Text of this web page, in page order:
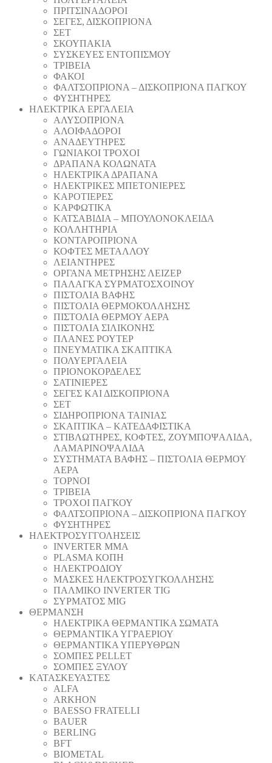
ΠΡΙΤΣΙΝΑΔΟΡΟΙ
ΣΕΓΕΣ, ΔΙΣΚΟΠΡΙΟΝΑ
ΣΕΤ
ΣΚΟΥΠΑΚΙΑ
ΣΥΣΚΕΥΕΣ ΕΝΤΟΠΙΣΜΟΥ
ΤΡΙΒΕΙΑ
ΦΑΚΟΙ
ΦΑΛΤΣΟΠΡΙΟΝΑ – ΔΙΣΚΟΠΡΙΟΝΑ ΠΑΓΚΟΥ
ΦΥΣΗΤΗΡΕΣ
ΗΛΕΚΤΡΙΚΑ ΕΡΓΑΛΕΙΑ
AΛΥΣΟΠΡΙΟΝΑ
ΑΛΟΙΦΑΔOΡΟI
ΑΝΑΔΕΥΤΗΡΕΣ
ΓΩΝΙΑΚΟΙ ΤΡΟΧΟΙ
ΔΡΑΠΑΝΑ ΚΟΛΩΝΑΤΑ
ΗΛΕΚΤΡΙΚΑ ΔΡΑΠΑΝΑ
ΗΛΕΚΤΡΙΚΕΣ ΜΠΕΤΟΝΙΕΡΕΣ
ΚΑΡΟΤΙΕΡΕΣ
ΚΑΡΦΩΤΙΚΑ
ΚΑΤΣΑΒΙΔΙΑ – ΜΠΟΥΛΟΝΟΚΛΕΙΔΑ
ΚΟΛΛΗΤΗΡΙΑ
ΚΟΝΤΑΡΟΠΡΙΟΝΑ
ΚΟΦΤΕΣ ΜΕΤΑΛΛΟΥ
ΛΕΙΑΝΤΗΡEΣ
ΟΡΓΑΝΑ ΜΕΤΡΗΣΗΣ ΛΕΙΖΕΡ
ΠΑΛΑΓΚΑ ΣΥΡΜΑΤΟΣΧΟΙΝΟΥ
ΠΙΣΤΟΛΙΑ ΒΑΦΗΣ
ΠΙΣΤΟΛΙΑ ΘΕΡΜΟΚΌΛΛΗΣΗΣ
ΠΙΣΤΟΛΙΑ ΘΕΡΜΟΥ ΑΕΡΑ
ΠΙΣΤΟΛΙΑ ΣΙΛΙΚΟΝΗΣ
ΠΛΑΝΕΣ ΡΟΥΤΕΡ
ΠΝΕΥΜΑΤΙΚΑ ΣΚΑΠΤΙΚΑ
ΠΟΛΥΕΡΓΑΛΕΙΑ
ΠΡΙΟΝΟΚΟΡΔΕΛΕΣ
ΣΑΤΙΝΙΕΡΕΣ
ΣΕΓΕΣ ΚΑΙ ΔΙΣΚΟΠΡΙΟΝΑ
ΣΕΤ
ΣΙΔΗΡΟΠΡΙΟΝΑ ΤΑΙΝΙΑΣ
ΣΚΑΠΤΙΚΑ – ΚΑΤΕΔΑΦΙΣΤΙΚΑ
ΣΤΙΒΛΩΤΗΡΕΣ, ΚΟΦΤΕΣ, ΖΟΥΜΠΟΨΑΛΙΔΑ,
ΛΑΜΑΡΙΝΟΨΑΛΙΔΑ
ΣΥΣΤΗΜΑΤΑ ΒΑΦΗΣ – ΠΙΣΤΟΛΙΑ ΘΕΡΜΟΥ
ΑΕΡΑ
ΤΟΡΝΟΙ
ΤΡΙΒΕΙΑ
ΤΡΟΧΟΙ ΠΑΓΚΟΥ
ΦΑΛΤΣΟΠΡΙΟΝΑ – ΔΙΣΚΟΠΡΙΟΝΑ ΠΑΓΚΟΥ
ΦΥΣΗΤΗΡΕΣ
ΗΛΕΚΤΡΟΣΥΓΓΟΛΗΣΕΙΣ
INVERTER MMA
PLASMA ΚΟΠΗ
ΗΛΕΚΤΡΟΔΙΟΥ
ΜΑΣΚΕΣ ΗΛΕΚΤΡΟΣΥΓΚΟΛΛΗΣΗΣ
ΠΑΛΜΙΚΟ INVERTER TIG
ΣΥΡΜΑΤΟΣ MIG
ΘΕΡΜΑΝΣΗ
ΗΛΕΚΤΡΙΚΑ ΘΕΡΜΑΝΤΙΚΑ ΣΩΜΑΤΑ
ΘΕΡΜΑΝΤΙΚΑ ΥΓΡΑΕΡΙΟΥ
ΘΕΡΜΑΝΤΙΚΑ ΥΠΕΡΥΘΡΩΝ
ΣΟΜΠΕΣ PELLET
ΣΟΜΠΕΣ ΞΥΛΟΥ
ΚΑΤΑΣΚΕΥΑΣΤΕΣ
ALFA
ARKHON
BAESSO FRATELLI
BAUER
BERLING
BFT
BIOMETAL